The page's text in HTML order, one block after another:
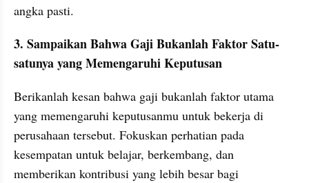
angka pasti.
3. Sampaikan Bahwa Gaji Bukanlah Faktor Satu-
satunya yang Memengaruhi Keputusan
Berikanlah kesan bahwa gaji bukanlah faktor utama
yang memengaruhi keputusanmu untuk bekerja di
perusahaan tersebut. Fokuskan perhatian pada
kesempatan untuk belajar, berkembang, dan
memberikan kontribusi yang lebih besar bagi